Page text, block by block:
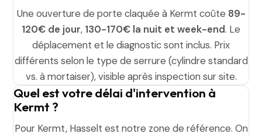
Une ouverture de porte claquée à Kermt coûte 89-
120€ de jour, 130-170€ la nuit et week-end. Le
déplacement et le diagnostic sont inclus. Prix
différents selon le type de serrure (cylindre standard
vs. à mortaiser), visible après inspection sur site.
Quel est votre délai d'intervention à
Kermt ?
Pour Kermt, Hasselt est notre zone de référence. On